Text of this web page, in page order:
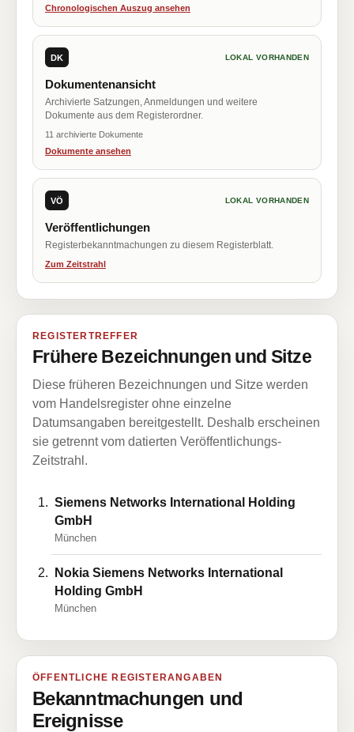
Chronologischen Auszug ansehen
DK LOKAL VORHANDEN
Dokumentenansicht
Archivierte Satzungen, Anmeldungen und weitere
Dokumente aus dem Registerordner.
11 archivierte Dokumente
Dokumente ansehen
VÖ LOKAL VORHANDEN
Veröffentlichungen
Registerbekanntmachungen zu diesem Registerblatt.
Zum Zeitstrahl
REGISTERTREFFER
Frühere Bezeichnungen und Sitze
Diese früheren Bezeichnungen und Sitze werden
vom Handelsregister ohne einzelne
Datumsangaben bereitgestellt. Deshalb erscheinen
sie getrennt vom datierten Veröffentlichungs-
Zeitstrahl.
Siemens Networks International Holding
GmbH
München
Nokia Siemens Networks International
Holding GmbH
München
ÖFFENTLICHE REGISTERANGABEN
Bekanntmachungen und
Ereignisse